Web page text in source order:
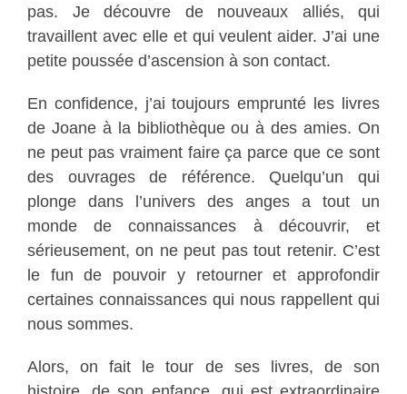
pas. Je découvre de nouveaux alliés, qui
travaillent avec elle et qui veulent aider. J’ai une
petite poussée d’ascension à son contact.
En confidence, j’ai toujours emprunté les livres
de Joane à la bibliothèque ou à des amies. On
ne peut pas vraiment faire ça parce que ce sont
des ouvrages de référence. Quelqu’un qui
plonge dans l’univers des anges a tout un
monde de connaissances à découvrir, et
sérieusement, on ne peut pas tout retenir. C’est
le fun de pouvoir y retourner et approfondir
certaines connaissances qui nous rappellent qui
nous sommes.
Alors, on fait le tour de ses livres, de son